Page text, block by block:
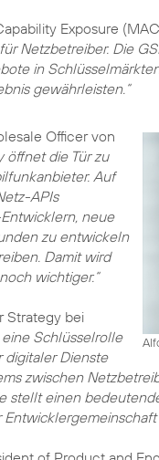
Exposure
Netzbetreiber. Die
in
gewährleisten.“
Officer von
öffnet die Tür zu
Auf
APIs
neue
zu entwickeln
Damit wird
wichtiger.“
Strategy bei
eine Schlüsselrolle
digitaler Dienste
zwischen
stellt einen